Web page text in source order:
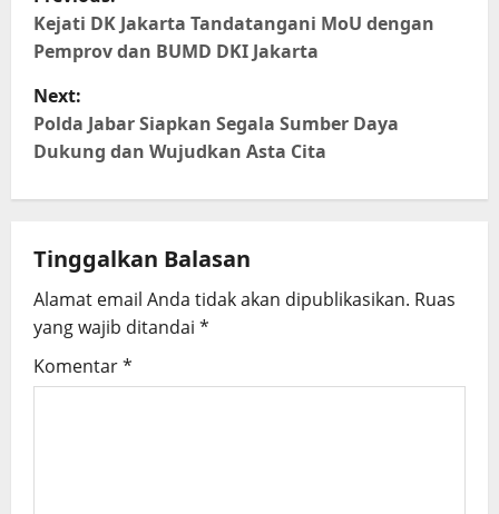
o
s
t
n
v
i
g
Kejati DK Jakarta Tandatangani MoU dengan
Pemprov dan BUMD DKI Jakarta
Next:
Polda Jabar Siapkan Segala Sumber Daya
Dukung dan Wujudkan Asta Cita
Tinggalkan Balasan
Alamat email Anda tidak akan dipublikasikan. Ruas
yang wajib ditandai *
Komentar*